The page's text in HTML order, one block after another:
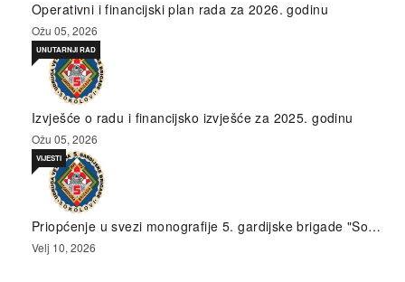
Operativni i financijski plan rada za 2026. godinu
Ožu 05, 2026
Izvješće o radu i financijsko izvješće za 2025. godinu
UNUTARNJI RAD
Ožu 05, 2026
Priopćenje u svezi monografije 5. gardijske brigade "So…
VIJESTI
Velj 10, 2026